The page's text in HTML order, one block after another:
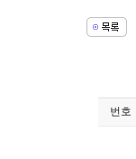
번호